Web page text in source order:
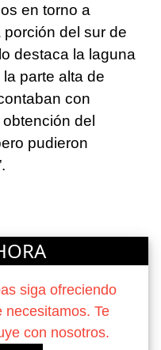
en torno a
del sur de
destaca la laguna
parte alta de
con
obtención del
pudieron
siga ofreciendo
necesitamos. Te
con nosotros.